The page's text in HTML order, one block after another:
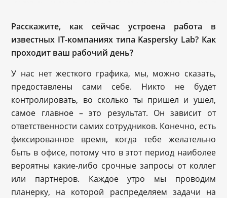
Расскажите, как сейчас устроена работа в
известных IT-компаниях типа Kaspersky Lab? Как
проходит ваш рабочий день?
У нас нет жесткого графика, мы, можно сказать,
предоставлены сами себе. Никто не будет
контролировать, во сколько ты пришел и ушел,
самое главное – это результат. Он зависит от
ответственности самих сотрудников. Конечно, есть
фиксированное время, когда тебе желательно
быть в офисе, потому что в этот период наиболее
вероятны какие-либо срочные запросы от коллег
или партнеров. Каждое утро мы проводим
планерку, на которой распределяем задачи на